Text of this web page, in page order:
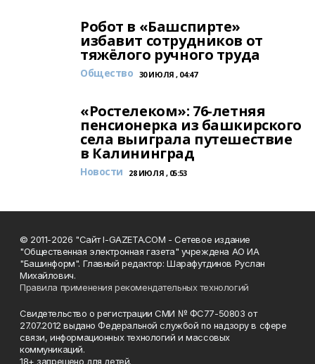
Робот в «Башспирте»
избавит сотрудников от
тяжёлого ручного труда
Общество 30 ИЮЛЯ , 04:47
«Ростелеком»: 76-летняя
пенсионерка из башкирского
села выиграла путешествие
в Калининград
Новости 28 ИЮЛЯ , 05:53
© 2011-2026 "Сайт I-GAZETA.COM - Сетевое издание
"Общественная электронная газета" учреждена АО ИА
"Башинформ". Главный редактор: Шарафутдинов Руслан
Михайлович.
Правила применения рекомендательных технологий
Свидетельство о регистрации СМИ № ФС77-50803 от
27.07.2012 выдано Федеральной службой по надзору в сфере
связи, информационных технологий и массовых
коммуникаций.
18+ запрещено для детей.